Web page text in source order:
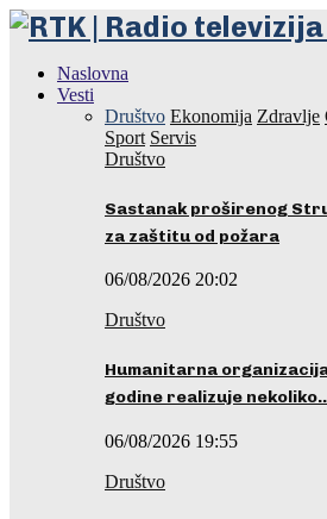
Naslovna
Vesti
Društvo Ekonomija Zdravlje
Sport Servis
Društvo
Sastanak proširenog
za zaštitu od požara
06/08/2026 20:02
Društvo
Humanitarna
godine realizuje
06/08/2026 19:55
Društvo